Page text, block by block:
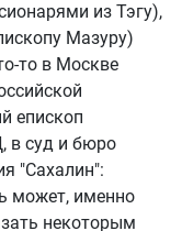
из Тэгу),
Мазуру)
то в Москве
епископ
в суд и бюро
"Сахалин":
может, именно
некоторым